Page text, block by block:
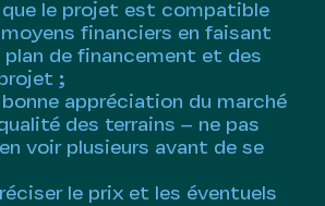
que le projet est compatible
financiers en faisant
plan de financement et des
;
bonne appréciation du marché
des terrains – ne pas
voir plusieurs avant de se
le prix et les éventuels